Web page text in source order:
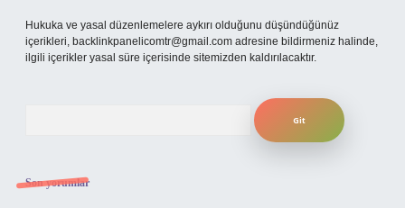
Hukuka ve yasal düzenlemelere aykırı olduğunu düşündüğünüz
içerikleri, backlinkpanelicomtr@gmail.com adresine bildirmeniz halinde,
ilgili içerikler yasal süre içerisinde sitemizden kaldırılacaktır.
Son yorumlar